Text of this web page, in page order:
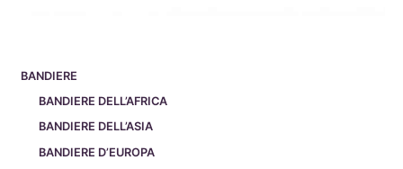
BANDIERE
BANDIERE DELL’AFRICA
BANDIERE DELL’ASIA
BANDIERE D’EUROPA